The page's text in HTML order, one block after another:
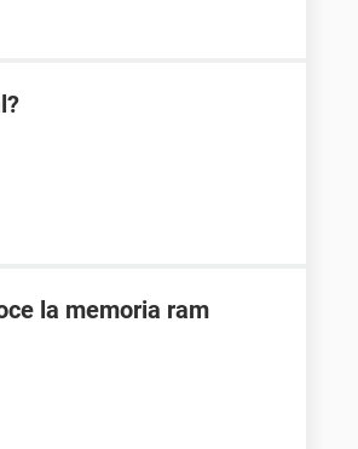
la memoria ram